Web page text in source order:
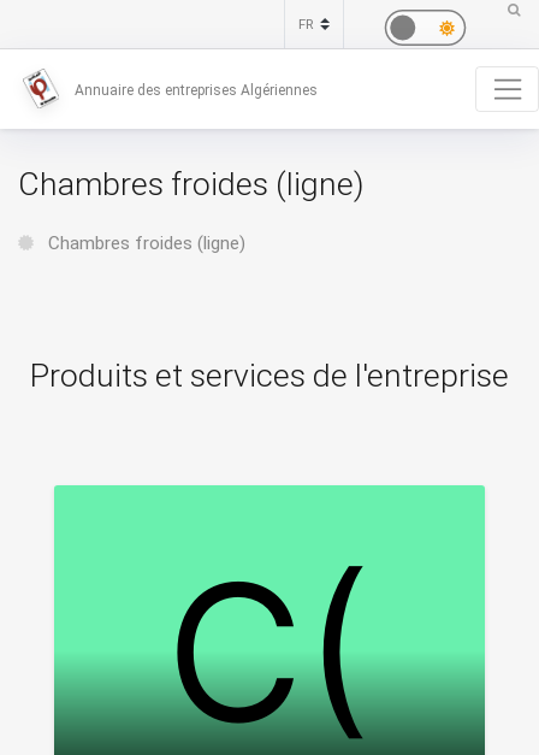
Annuaire des entreprises Algériennes
Chambres froides (ligne)
Chambres froides (ligne)
Produits et services de l'entreprise